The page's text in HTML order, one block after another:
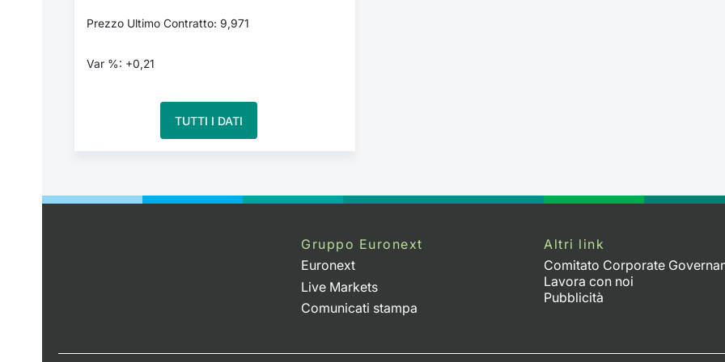
Prezzo Ultimo Contratto: 9,971
Var %: +0,21
TUTTI I DATI
Gruppo Euronext
Euronext
Live Markets
Comunicati stampa
Altri link
Comitato Corporate
Lavora con noi
Pubblicità